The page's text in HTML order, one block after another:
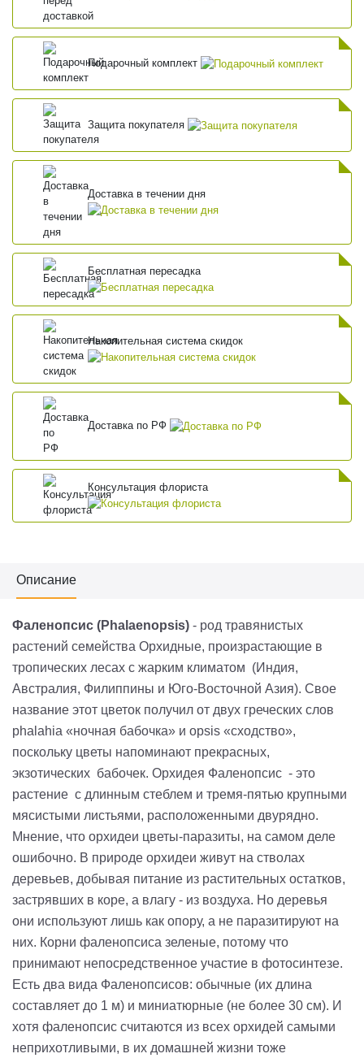
Подарочный комплект
Защита покупателя
Доставка в течении дня
Бесплатная пересадка
Накопительная система скидок
Доставка по РФ
Консультация флориста
Описание
Фаленопсис (Phalaenopsis) - род травянистых
растений семейства Орхидные, произрастающие в
тропических лесах с жарким климатом (Индия,
Австралия, Филиппины и Юго-Восточной Азия). Свое
название этот цветок получил от двух греческих слов
phalahia «ночная бабочка» и opsis «сходство»,
поскольку цветы напоминают прекрасных,
экзотических бабочек. Орхидея Фаленопсис - это
растение с длинным стеблем и тремя-пятью крупными
мясистыми листьями, расположенными двурядно.
Мнение, что орхидеи цветы-паразиты, на самом деле
ошибочно. В природе орхидеи живут на стволах
деревьев, добывая питание из растительных остатков,
застрявших в коре, а влагу - из воздуха. Но деревья
они используют лишь как опору, а не паразитируют на
них. Корни фаленопсиса зеленые, потому что
принимают непосредственное участие в фотосинтезе.
Есть два вида Фаленопсисов: обычные (их длина
составляет до 1 м) и миниатюрные (не более 30 см). И
хотя фаленопсис считаются из всех орхидей самыми
неприхотливыми, в их домашней жизни тоже